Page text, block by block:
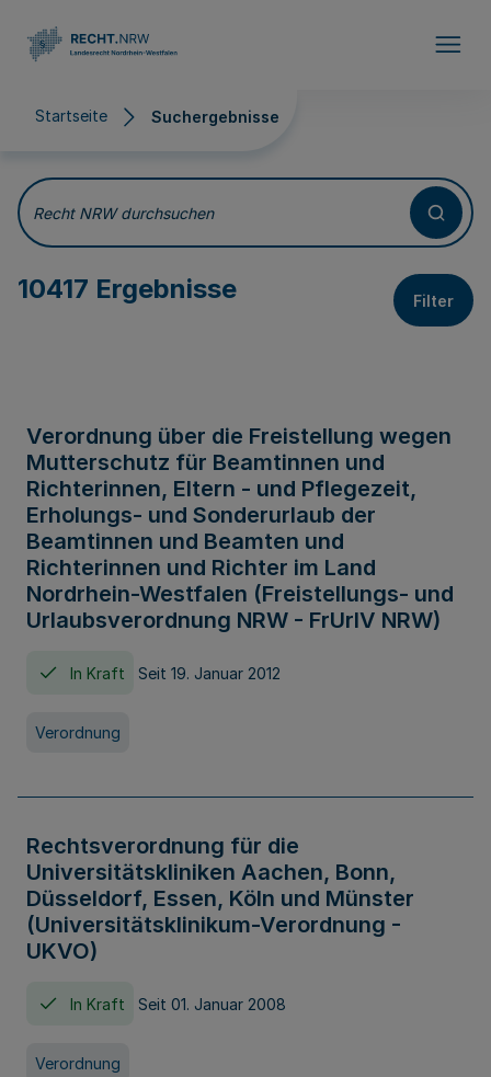
Startseite Suchergebnisse
Suchergebnisse
Recht NRW durchsuchen
10417 Ergebnisse Filter
Verordnung über die Freistellung wegen
Mutterschutz für Beamtinnen und
Richterinnen, Eltern - und Pflegezeit,
Erholungs- und Sonderurlaub der
Beamtinnen und Beamten und
Richterinnen und Richter im Land
Nordrhein-Westfalen (Freistellungs- und
Urlaubsverordnung NRW - FrUrlV NRW)
In Kraft Seit 19. Januar 2012
Verordnung
Rechtsverordnung für die
Universitätskliniken Aachen, Bonn,
Düsseldorf, Essen, Köln und Münster
(Universitätsklinikum-Verordnung -
UKVO)
In Kraft Seit 01. Januar 2008
Verordnung